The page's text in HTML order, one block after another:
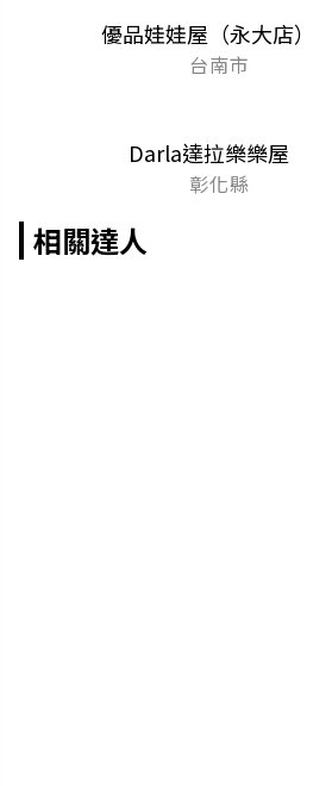
優品娃娃屋（永大店）
台南市
Darla達拉樂樂屋
彰化縣
相關達人